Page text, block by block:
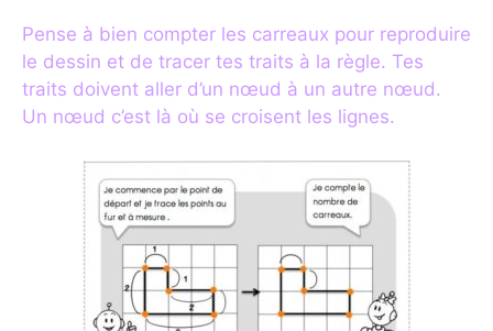
Pense à bien compter les carreaux pour reproduire
le dessin et de tracer tes traits à la règle. Tes
traits doivent aller d’un nœud à un autre nœud.
Un nœud c’est là où se croisent les lignes.